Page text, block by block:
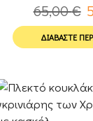
65,00€
ΔΙΑΒΆΣΤΕ